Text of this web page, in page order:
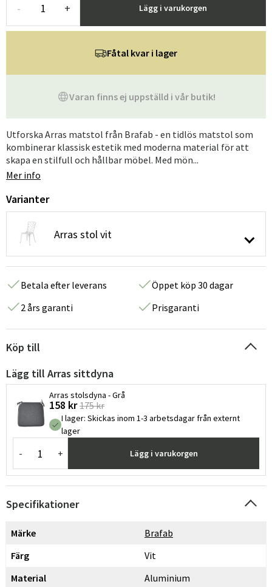
- + Lägg i varukorgen
Varan finns ej uppställd i vår butik!
Fåtal kvar i lager
Utforska Arras matstol från Brafab - en tidlös matstol som
kombinerar klassisk estetik med moderna material för att
skapa en stilfull och hållbar möbel. Med mön...
Mer info
Varianter
Arras stol vit
Betala efter leverans
Öppet köp 30 dagar
2 års garanti
Prisgaranti
Köp till
Lägg till Arras sittdyna
Arras stolsdyna - Grå
158 kr 175 kr
I lager: Skickas inom 1-3 arbetsdagar från externt
lager
- + Lägg i varukorgen
Specifikationer
Märke
Brafab
Färg
Vit
Material
Aluminium